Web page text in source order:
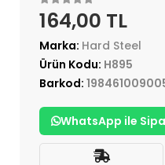
164,00 TL
Marka: Hard Steel
Ürün Kodu: H895
Barkod:
WhatsApp ile